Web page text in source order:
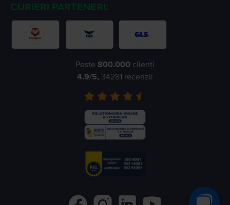
CURIERI PARTENERI:
Peste 800.000 clienți
4.9/5, 34281 recenzii